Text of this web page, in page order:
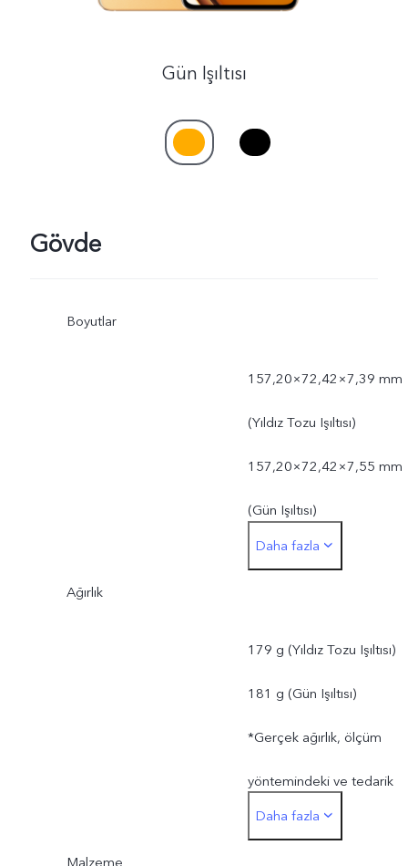
Gün Işıltısı
Gövde
Boyutlar
157,20×72,42×7,39 mm
(Yıldız Tozu Işıltısı)
157,20×72,42×7,55 mm
(Gün Işıltısı)
*Gerçek boyutlar, ölçüm
edilen malzemelerdeki
farklılıklar nedeniyle
değişiklik gösterebilir.
Daha fazla
Ağırlık
179 g (Yıldız Tozu Işıltısı)
181 g (Gün Işıltısı)
*Gerçek ağırlık, ölçüm
yöntemindeki ve tedarik
edilen malzemelerdeki
Daha fazla